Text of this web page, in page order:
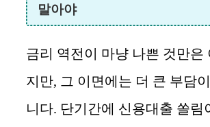
말아야
금리 역전이 마냥 나쁜 것만은
지만, 그 이면에는 더 큰 부담
니다. 단기간에 신용대출 쏠림